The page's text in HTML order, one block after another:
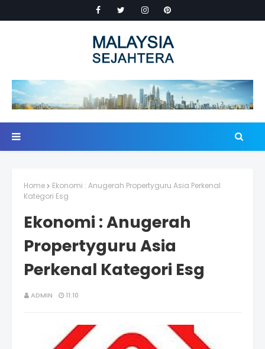
Home
Ekonomi : Anugerah Propertyguru Asia Perkenal
Kategori Esg
Ekonomi : Anugerah
Propertyguru Asia
Perkenal Kategori Esg
ADMIN 11:10